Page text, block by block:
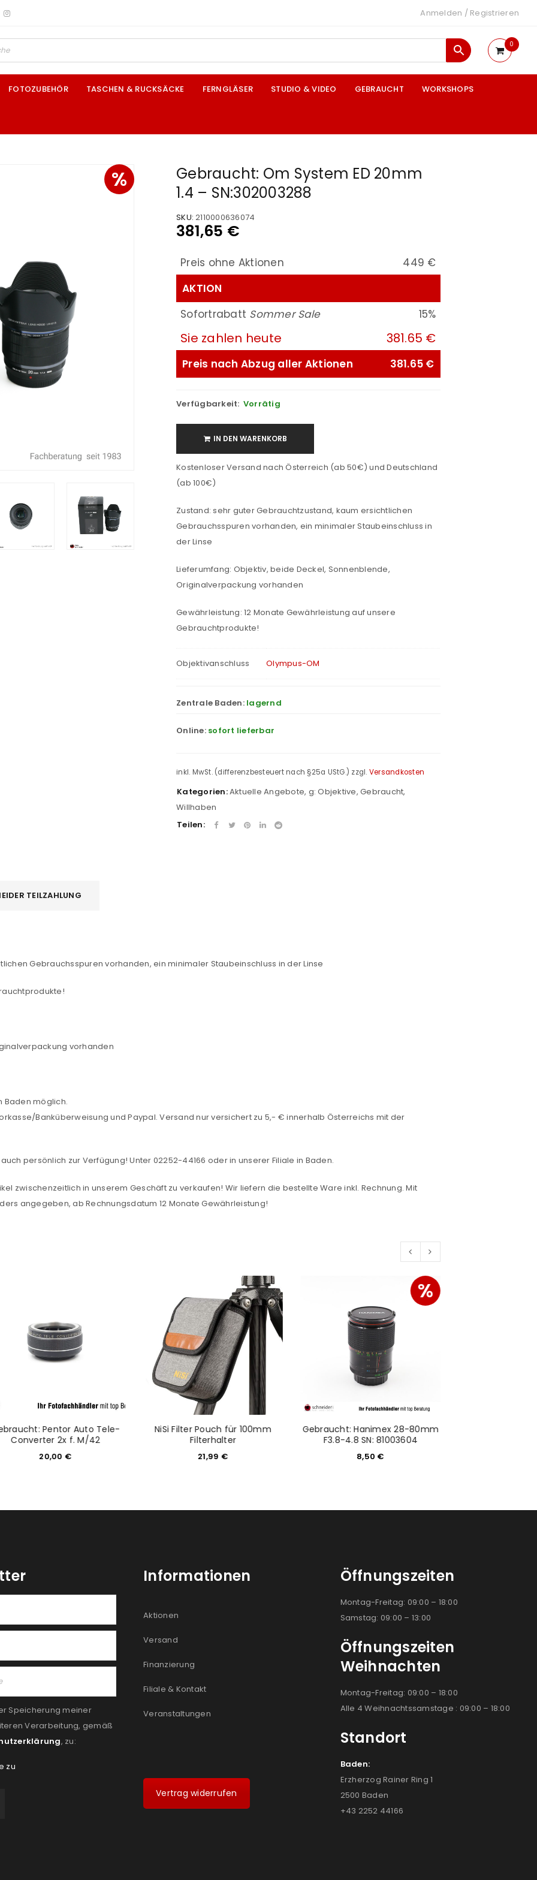
durchWP Captcha
Ja, ich möchte ein Kundenkonto eröffnen und akzeptiere die
Anmelden / Registrieren
0
FOTOZUBEHÖR TASCHEN & RUCKSÄCKE FERNGLÄSER STUDIO & VIDEO GEBRAUCHT WORKSHOPS
%
Gebraucht: Om System ED 20mm
1.4 – SN:302003288
SKU: 2110000636074
381,65 €
Preis ohne Aktionen
449 €
AKTION
Sofortrabatt Sommer Sale 15%
Sie zahlen heute 381.65 €
Preis nach Abzug aller Aktionen 381.65 €
Verfügbarkeit: Vorrätig
IN DEN WARENKORB
Kostenloser Versand nach Österreich (ab 50€) und Deutschland
(ab 100€)
Zustand: sehr guter Gebrauchtzustand, kaum ersichtlichen
Gebrauchsspuren vorhanden, ein minimaler Staubeinschluss in
der Linse
Lieferumfang: Objektiv, beide Deckel, Sonnenblende,
Originalverpackung vorhanden
Gewährleistung: 12 Monate Gewährleistung auf unsere
Gebrauchtprodukte!
Objektivanschluss Olympus-OM
Zentrale Baden: lagernd
Online: sofort lieferbar
inkl. MwSt. (differenzbesteuert nach §25a UStG.) zzgl. Versandkosten
Kategorien:Aktuelle Angebote, g: Objektive, Gebraucht,
Willhaben
Teilen:
TEILZAHLUNG
Gebrauchsspuren vorhanden, ein minimaler Staubeinschluss in der Linse
vorhanden
Baden möglich.
Banküberweisung und Paypal. Versand nur versichert zu 5,- € innerhalb Österreichs mit der
persönlich zur Verfügung! Unter 02252-44166 oder in unserer Filiale in Baden.
zwischenzeitlich in unserem Geschäft zu verkaufen! Wir liefern die bestellte Ware inkl. Rechnung. Mit
angegeben, ab Rechnungsdatum 12 Monate Gewährleistung!
Pentor Auto Tele-
Converter 2x f. M/42
20,00 €
NiSi Filter Pouch für 100mm
Filterhalter
21,99 €
%
Gebraucht: Hanimex 28-80mm
F3.8-4.8 SN: 81003604
8,50 €
Speicherung meiner
Verarbeitung, gemäß
, zu:
zu
Informationen
Aktionen
Versand
Finanzierung
Filiale & Kontakt
Veranstaltungen
Vertrag widerrufen
Öffnungszeiten
Montag-Freitag: 09:00 – 18:00
Samstag: 09:00 – 13:00
Öffnungszeiten
Weihnachten
Montag-Freitag: 09:00 – 18:00
Alle 4 Weihnachtssamstage : 09:00 – 18:00
Standort
Baden:
Erzherzog Rainer Ring 1
2500 Baden
+43 2252 44166